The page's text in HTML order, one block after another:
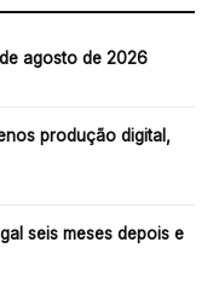
agosto de 2026
produção digital,
seis meses depois e